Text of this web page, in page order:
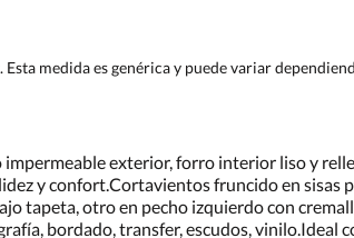
Esta medida es genérica y puede variar
exterior, forro interior liso y
y confort.Cortavientos fruncido en sisas
tapeta, otro en pecho izquierdo con
bordado, transfer, escudos, vinilo.Ideal